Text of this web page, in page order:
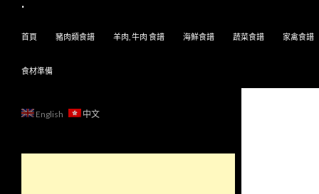
首頁
豬肉類食譜 羊肉, 牛肉 食譜 海鮮食譜 蔬菜食譜 家禽食譜
食材準備
English 中文